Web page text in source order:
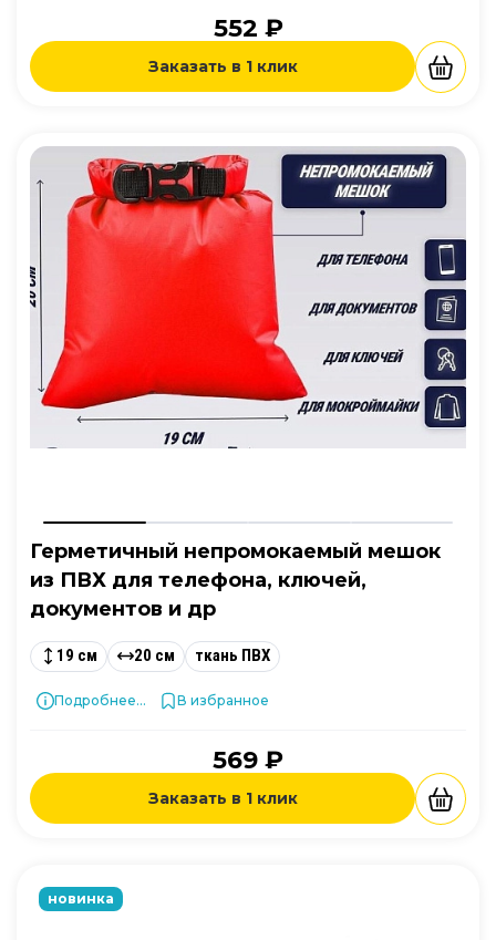
552 ₽
Заказать в 1 клик
Герметичный непромокаемый мешок
из ПВХ для телефона, ключей,
документов и др
19 см 20 см ткань ПВХ
Подробнее... В избранное
569 ₽
Заказать в 1 клик
новинка